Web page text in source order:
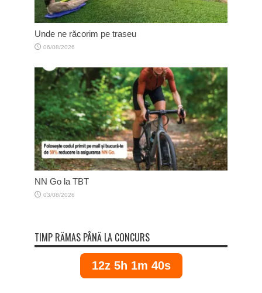
Unde ne răcorim pe traseu
06/08/2026
NN Go la TBT
03/08/2026
TIMP RĂMAS PÂNĂ LA CONCURS
12z 5h 1m 40s